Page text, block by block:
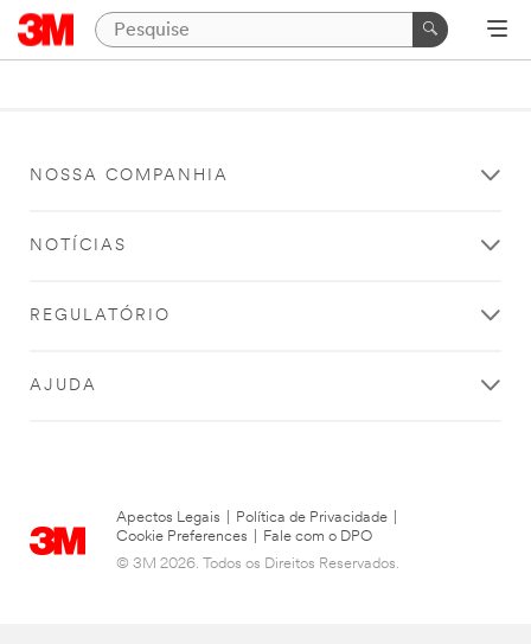
NOSSA COMPANHIA
NOTÍCIAS
REGULATÓRIO
AJUDA
Apectos Legais Política de Privacidade
Cookie Preferences
Fale com o DPO
© 3M 2026. Todos os Direitos Reservados.